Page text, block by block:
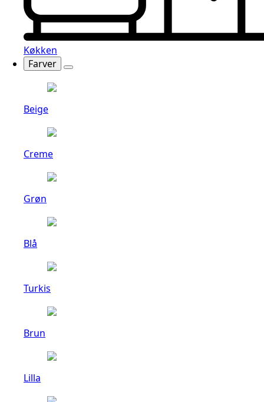
Køkken
Farver
Beige
Creme
Grøn
Blå
Turkis
Brun
Lilla